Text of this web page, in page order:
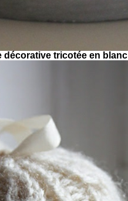
décorative tricotée en blanc